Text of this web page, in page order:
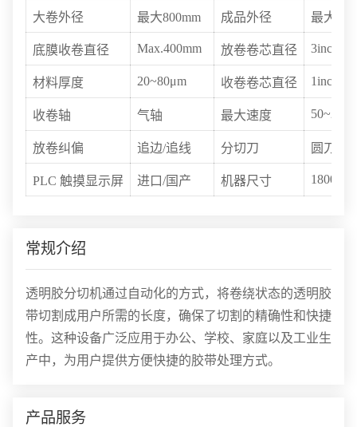
大卷外径 最大800mm 成品外径 最大
底膜收卷直径 Max.400mm 放卷卷芯直径 3inch
材料厚度 20~80μm 收卷卷芯直径 1inch
收卷轴 气轴 最大速度
放卷纠偏 追边/追线 分切刀 圆刀
PLC 触摸显示屏 进口/国产 机器尺寸
常规介绍
透明胶分切机通过自动化的方式，将卷绕状态的透明胶
带切割成用户所需的长度，确保了切割的精确性和快捷
性。这种设备广泛应用于办公、学校、家庭以及工业生
产中，为用户提供方便快捷的胶带处理方式。
产品服务